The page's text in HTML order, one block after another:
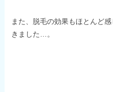
また、脱毛の効果もほとんど
きました…。